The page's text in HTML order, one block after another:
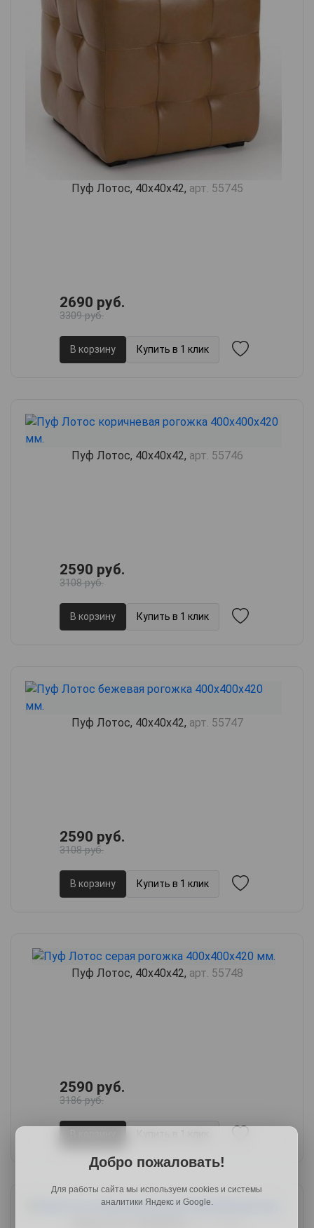
Пуф Лотос, 40х40х42, арт. 55745
2690 руб.
3309 руб.
В корзину Купить в 1 клик
Пуф Лотос, 40х40х42, арт. 55746
2590 руб.
3108 руб.
В корзину Купить в 1 клик
Пуф Лотос, 40х40х42, арт. 55747
2590 руб.
3108 руб.
В корзину Купить в 1 клик
Пуф Лотос, 40х40х42, арт. 55748
2590 руб.
3186 руб.
Добро пожаловать!
Для работы сайта мы используем cookies и системы
аналитики Яндекс и Google.